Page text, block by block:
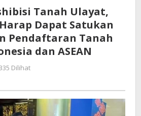
Ulayat,
Menteri
AHY
Harap
Satukan
Sukseskan
Pendaftaran
Tanah
Tanah Ulayat,
Dapat Satukan
Pendaftaran Tanah
dan ASEAN
Dilihat